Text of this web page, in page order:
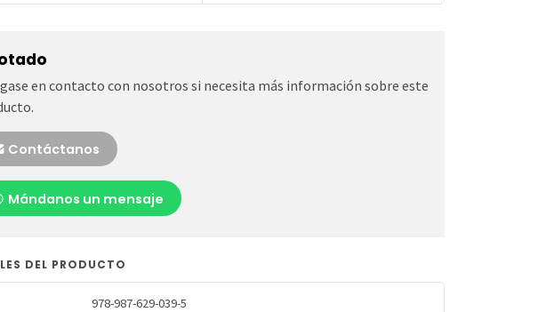
en contacto con nosotros si necesita más información sobre este
Contáctanos
Mándanos un mensaje
DEL PRODUCTO
978-987-629-039-5